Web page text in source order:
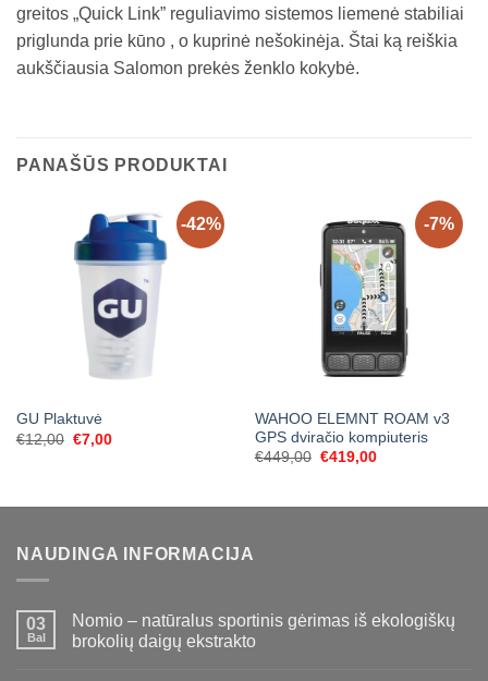
greitos „Quick Link” reguliavimo sistemos liemenė stabiliai
priglunda prie kūno , o kuprinė nešokinėja. Štai ką reiškia
aukščiausia Salomon prekės ženklo kokybė.
PANAŠŪS PRODUKTAI
-42%
GU Plaktuvė
€12,00 Original
€7,00Current
-7%
WAHOO ELEMNT ROAM v3
GPS dviračio kompiuteris
€449,00 Original
€419,00Current
NAUDINGA INFORMACIJA
03
Bal
Nomio – natūralus sportinis gėrimas iš ekologiškų
brokolių daigų ekstrakto